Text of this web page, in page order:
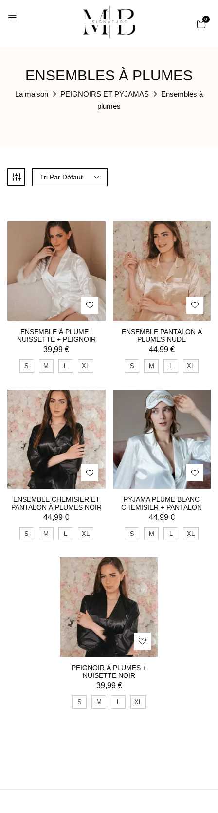
0
ENSEMBLES À PLUMES
La maison PEIGNOIRS ET PYJAMAS
Ensembles à
plumes
Tri Par Défaut
ENSEMBLE À PLUME :
NUISSETTE + PEIGNOIR
39,99€
S M L XL
ENSEMBLE PANTALON À
PLUMES NUDE
44,99 €
S M L XL
ENSEMBLE CHEMISIER ET
PANTALON À PLUMES NOIR
44,99€
S M L XL
PYJAMA PLUME BLANC
CHEMISIER + PANTALON
44,99 €
S M L XL
PEIGNOIR À PLUMES +
NUISETTE NOIR
39,99 €
S M L XL